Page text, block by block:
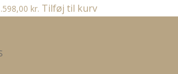
kr. Tilføj til kurv